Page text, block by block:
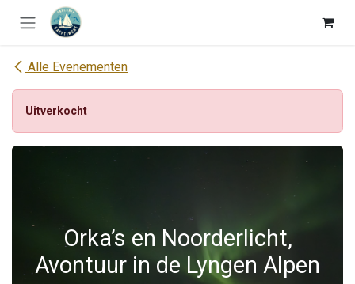
Overslaan naar inhoud
Alle Evenementen
Uitverkocht
Orka’s en Noorderlicht,
Avontuur in de Lyngen Alpen